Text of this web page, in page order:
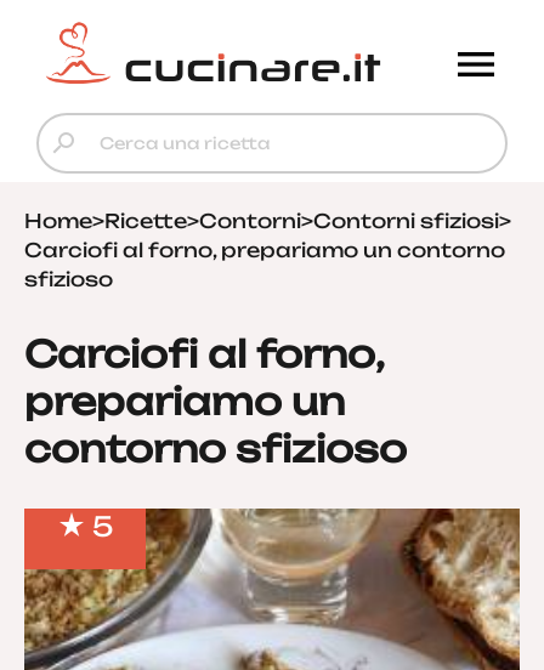
Home>Ricette>Contorni>Contorni sfiziosi>
Carciofi al forno, prepariamo un contorno
sfizioso
Carciofi al forno,
prepariamo un
contorno sfizioso
5